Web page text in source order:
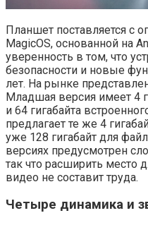
Планшет поставляется с
MagicOS, основанной на
уверенность в том, что
безопасности и новые
лет. На рынке
Младшая версия имеет 4
и 64 гигабайта
предлагает те же 4
уже 128 гигабайт для
версиях предусмотрен
так что расширить место
видео не составит труда.
Четыре динамика и